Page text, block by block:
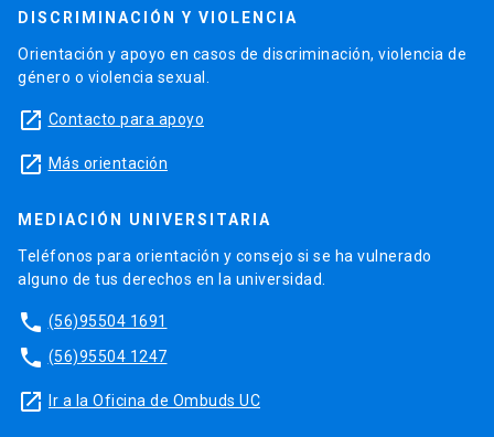
DISCRIMINACIÓN Y VIOLENCIA
Orientación y apoyo en casos de discriminación, violencia de
género o violencia sexual.
launch Contacto para apoyo
launch Más orientación
MEDIACIÓN UNIVERSITARIA
Teléfonos para orientación y consejo si se ha vulnerado
alguno de tus derechos en la universidad.
phone (56)95504 1691
phone (56)95504 1247
launch Ir a la Oficina de Ombuds UC